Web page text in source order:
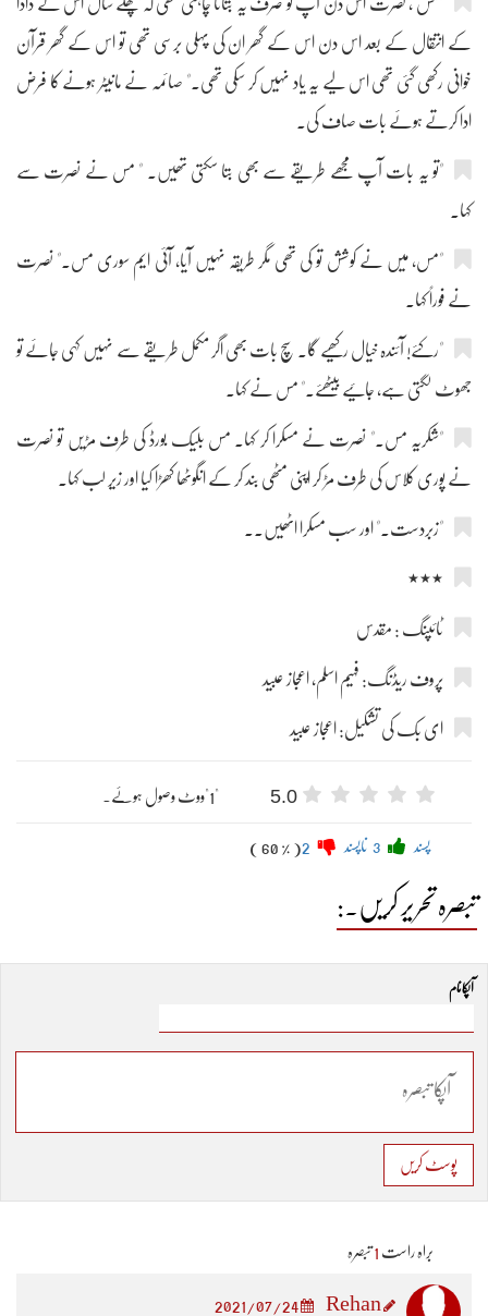
"مس ، نصرت اس دن آپ کو صرف یہ بتانا چاہتی تھی کہ پچھلے سال اس کے دادا
کے انتقال کے بعد اس دن اس کے گھر ان کی پہلی برسی تھی تو اس کے گھر قرآن
خوانی رکھی گئی تھی اس لیے یہ یاد نہیں کر سکی تھی۔" صائمہ نے مانیٹر ہونے کا فرض
ادا کرتے ہوئے بات صاف کی۔
"تو یہ بات آپ مجھے طریقے سے بھی بتا سکتی تھیں۔ " مس نے نصرت سے
کہا۔
"مس، میں نے کوشش تو کی تھی مگر طریقہ نہیں آیا، آئی ایم سوری مس۔" نصرت
نے فوراً کہا۔
"رکئے! آئندہ خیال رکھیے گا۔ سچ بات بھی اگر مکمل طریقے سے نہیں کہی جائے تو
جھوٹ لگتی ہے، جائیے بیٹھئے۔" مس نے کہا۔
"شکریہ مس۔" نصرت نے مسکرا کر کہا۔ مس بلیک بورڈ کی طرف مڑیں تو نصرت
نے پوری کلاس کی طرف مڑ کر اپنی مٹھی بند کر کے انگوٹھا کھڑا کیا اور زیر لب کہا۔
"زبردست۔" اور سب مسکرا اٹھیں۔۔
٭٭٭
ٹائپنگ : مقدس
پروف ریڈنگ: فہیم اسلم، اعجاز عبید
ای بک کی تشکیل: اعجاز عبید
5.0 "1"ووٹ وصول ہوئے۔
پسند ناپسند ( 60 % )
تبصرہ تحریر کریں۔:
آپکا نام
پوسٹ کریں
براہ راست 1 تبصرہ
2021/07/24